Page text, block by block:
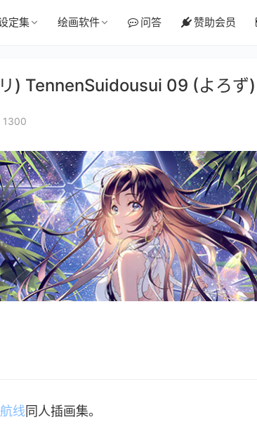
定集 绘画软件 问答 赞助会员
) TennenSuidousui 09 (よろず)
1300
线同人插画集。